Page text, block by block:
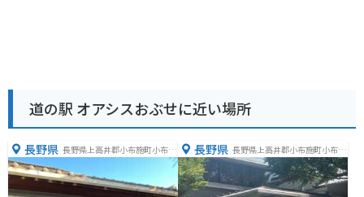
道の駅 オアシスおぶせに近い場所
長野県 長野県上高井郡小布施町小布施
８０８
長野県 長野県上高井郡小布施町小布施
４８５